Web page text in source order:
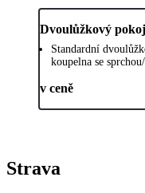
Dvoulůžkový pokoj
Standardní
koupelna se
v ceně
Strava